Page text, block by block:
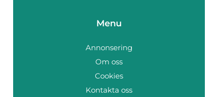
Menu
Annonsering
Om oss
Cookies
Kontakta oss